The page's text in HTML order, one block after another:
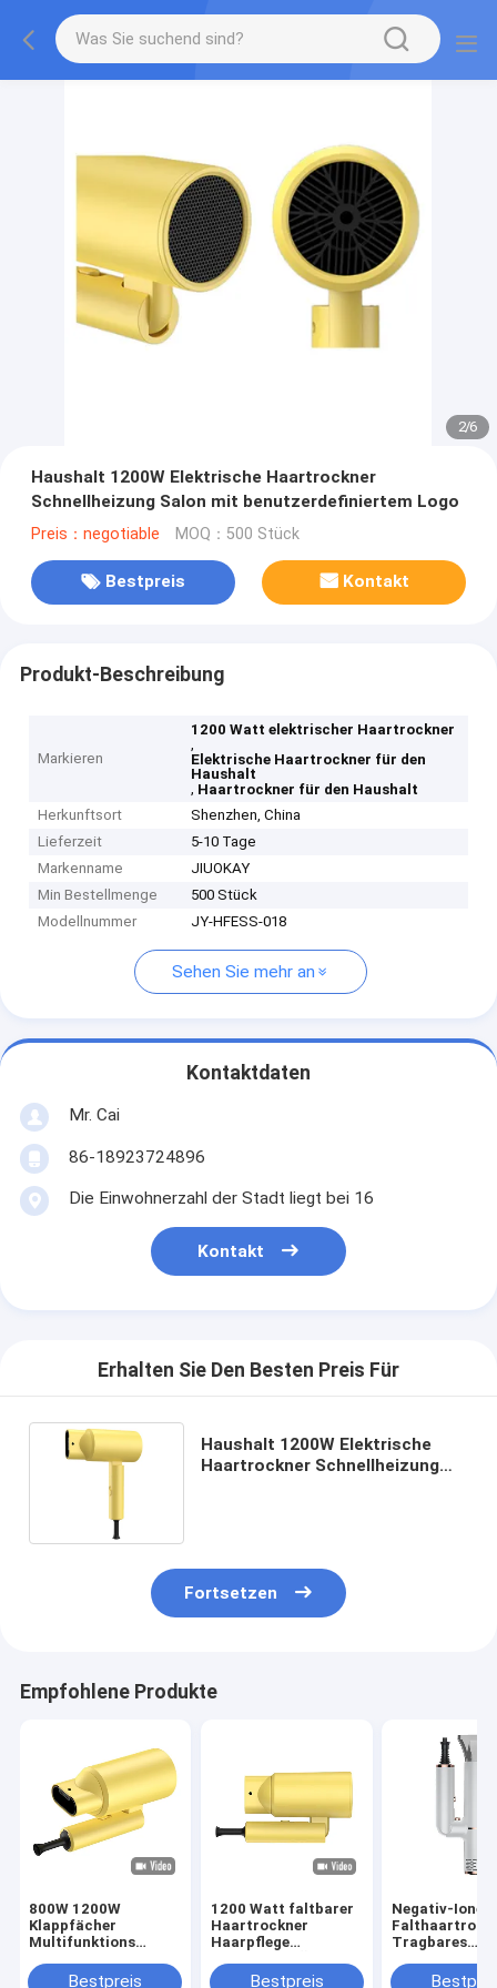
2/6
Haushalt 1200W Elektrische Haartrockner
Schnellheizung Salon mit benutzerdefiniertem Logo
Preis：negotiable MOQ：500 Stück
Bestpreis Kontakt
Produkt-Beschreibung
Markieren
1200 Watt elektrischer Haartrockner
,
Elektrische Haartrockner für den
Haushalt
, Haartrockner für den Haushalt
Herkunftsort
Shenzhen, China
Lieferzeit
5-10 Tage
Markenname
JIUOKAY
Min Bestellmenge
500 Stück
Modellnummer
JY-HFESS-018
Sehen Sie mehr an
Kontaktdaten
Mr. Cai
86-18923724896
Die Einwohnerzahl der Stadt liegt bei 16
Kontakt
Erhalten Sie Den Besten Preis Für
Haushalt 1200W Elektrische
Haartrockner Schnellheizung
Fortsetzen
Empfohlene Produkte
800W 1200W
Klappfächer
Multifunktions
Essenzöl Düse
Bestpreis
1200 Watt faltbarer
Haartrockner
Haarpflege
Technologie mit
Bestpreis
Negativ-
Tragbares
Reisen